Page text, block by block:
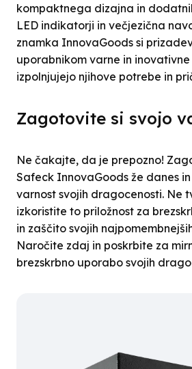
kompaktnega dizajna in
LED indikatorji in večjezična
znamka InnovaGoods si
uporabnikom varne in
izpolnjujejo njihove potrebe in
Zagotovite si svojo
Ne čakajte, da je prepozno!
Safeck InnovaGoods že danes
varnost svojih dragocenosti. Ne
izkoristite to priložnost za
in zaščito svojih
Naročite zdaj in poskrbite za
brezskrbno uporabo svojih